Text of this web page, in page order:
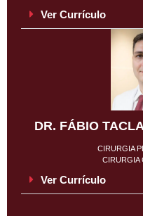
Ver Currículo
DR. FÁBIO
CIRURGIA
CIRURGIA
Ver Currículo